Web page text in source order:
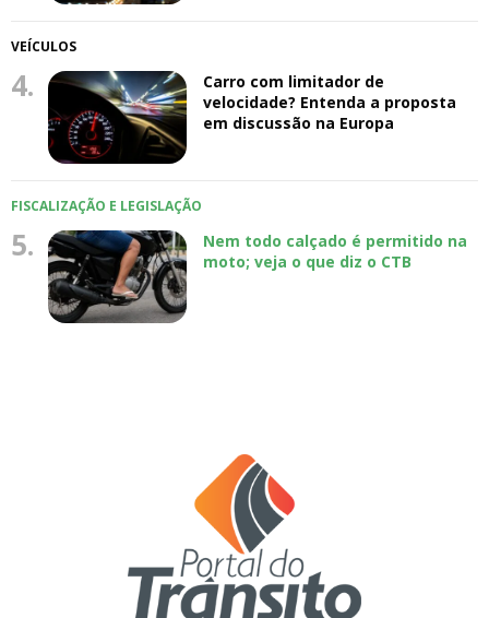
VEÍCULOS
4.
Carro com limitador de
velocidade? Entenda a proposta
em discussão na Europa
FISCALIZAÇÃO E LEGISLAÇÃO
5.
Nem todo calçado é permitido na
moto; veja o que diz o CTB